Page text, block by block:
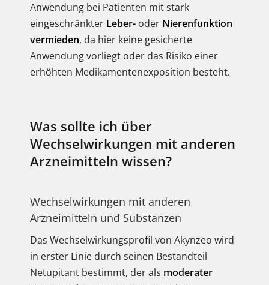
Anwendung bei Patienten mit stark
eingeschränkter Leber- oder Nierenfunktion
vermieden, da hier keine gesicherte
Anwendung vorliegt oder das Risiko einer
erhöhten Medikamentenexposition besteht.
Was sollte ich über
Wechselwirkungen mit anderen
Arzneimitteln wissen?
Wechselwirkungen mit anderen
Arzneimitteln und Substanzen
Das Wechselwirkungsprofil von Akynzeo wird
in erster Linie durch seinen Bestandteil
Netupitant bestimmt, der als moderater